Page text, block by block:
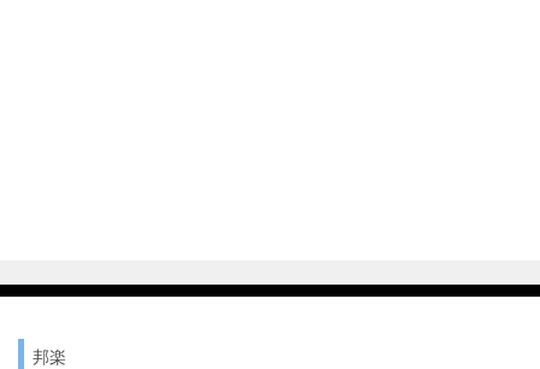
邦楽